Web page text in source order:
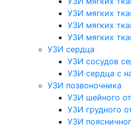
УЗИ мягких
УЗИ мягких
УЗИ мягких
УЗИ сердца
УЗИ сосудов
УЗИ сердца с
УЗИ позвоночника
УЗИ шейного
УЗИ грудного
УЗИ